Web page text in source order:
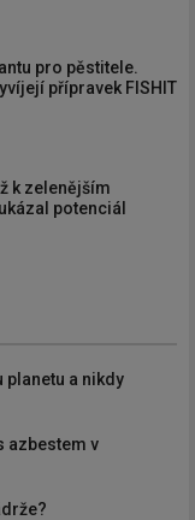
pro pěstitele.
přípravek FISHIT
k zelenějším
potenciál
planetu a nikdy
azbestem v